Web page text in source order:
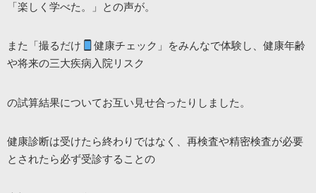
「楽しく学べた。」との声が。
また「撮るだけ
健康チェック」をみんなで体験し、健康年齢
や将来の三大疾病入院リスク
の試算結果についてお互い見せ合ったりしました。
健康診断は受けたら終わりではなく、再検査や精密検査が必要
とされたら必ず受診することの